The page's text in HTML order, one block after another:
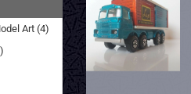
Art (4)